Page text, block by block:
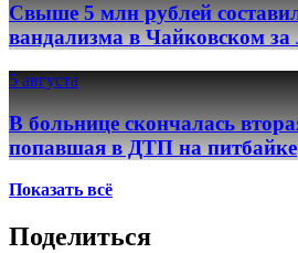
Свыше 5 млн рублей
вандализма в Чайковском за
5 августа
В больнице скончалась
попавшая в ДТП на питбайке
Показать всё
Поделиться